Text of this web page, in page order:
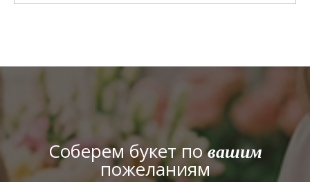
Соберем букет по вашим
пожеланиям